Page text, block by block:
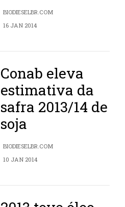
BIODIESELBR.COM
16 JAN 2014
Conab eleva
estimativa da
safra 2013/14 de
soja
BIODIESELBR.COM
10 JAN 2014